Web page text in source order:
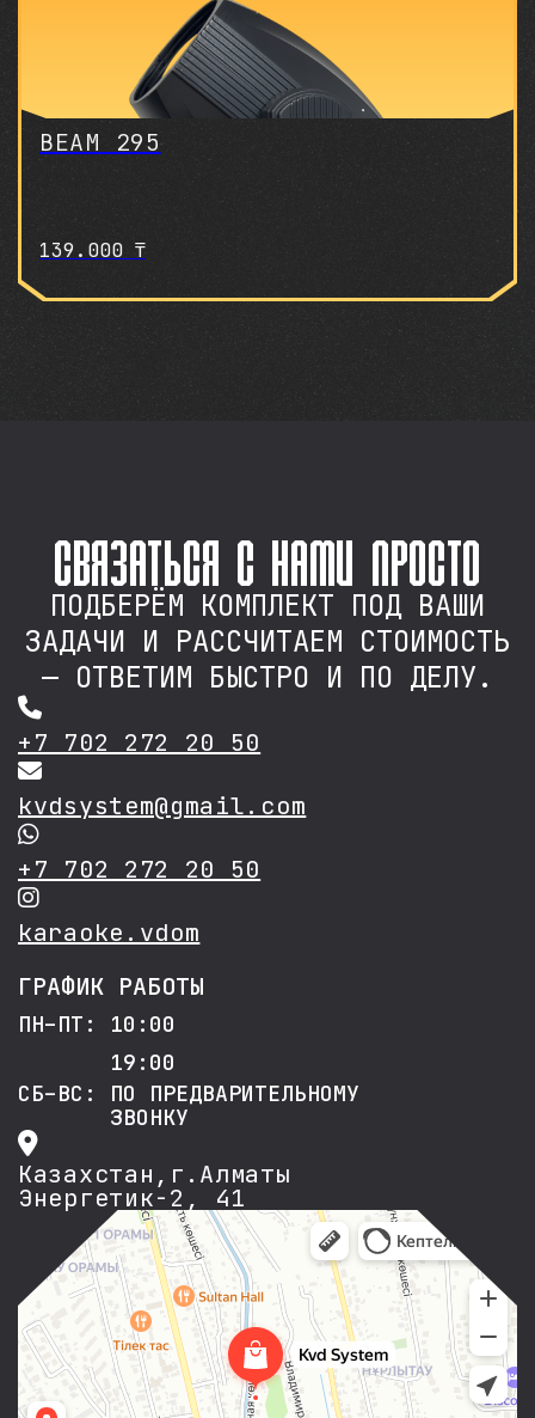
BEAM 295
139.000 ₸
связаться с нами просто
ПОДБЕРЁМ КОМПЛЕКТ ПОД ВАШИ
ЗАДАЧИ И РАССЧИТАЕМ СТОИМОСТЬ
— ОТВЕТИМ БЫСТРО И ПО ДЕЛУ.
+7 702 272 20 50
kvdsystem@gmail.com
+7 702 272 20 50
karaoke.vdom
ГРАФИК РАБОТЫ
ПН–ПТ: 10:00
19:00
СБ–ВС: ПО ПРЕДВАРИТЕЛЬНОМУ
ЗВОНКУ
Казахстан,г.Алматы
Энергетик-2, 41